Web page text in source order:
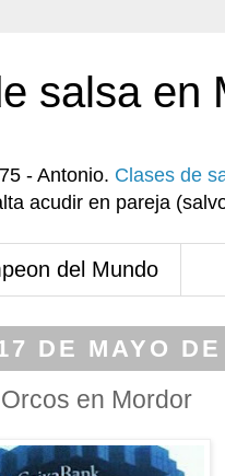
salsa en
- Antonio. Clases de
acudir en pareja
del Mundo
DE MAYO
en Mordor